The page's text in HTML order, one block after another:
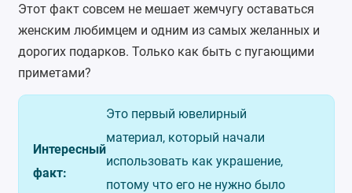
Этот факт совсем не мешает жемчугу оставаться
женским любимцем и одним из самых желанных и
дорогих подарков. Только как быть с пугающими
приметами?
Интересный
факт:
Это первый ювелирный
материал, который начали
использовать как украшение,
потому что его не нужно было